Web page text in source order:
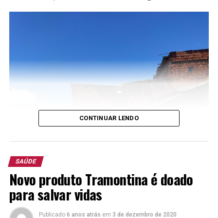
adequadas para a temperatura, a manutenção da
TÓPICOS RELACIONADOS: SAÚDE
NÃO PERCA
A missão é servir e cuidarCONTINUAR LENDO
SAÚDE
Novo produto Tramontina é doado
para salvar vidas
Publicado 6 anos atrás em 3 de dezembro de 2020